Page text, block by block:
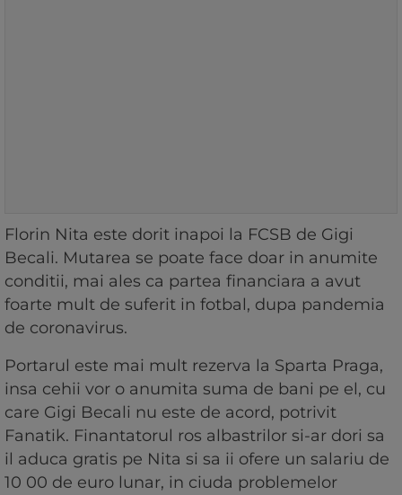
Florin Nita este dorit inapoi la FCSB de Gigi
Becali. Mutarea se poate face doar in anumite
conditii, mai ales ca partea financiara a avut
foarte mult de suferit in fotbal, dupa pandemia
de coronavirus.
Portarul este mai mult rezerva la Sparta Praga,
insa cehii vor o anumita suma de bani pe el, cu
care Gigi Becali nu este de acord, potrivit
Fanatik. Finantatorul ros albastrilor si-ar dori sa
il aduca gratis pe Nita si sa ii ofere un salariu de
10 00 de euro lunar, in ciuda problemelor